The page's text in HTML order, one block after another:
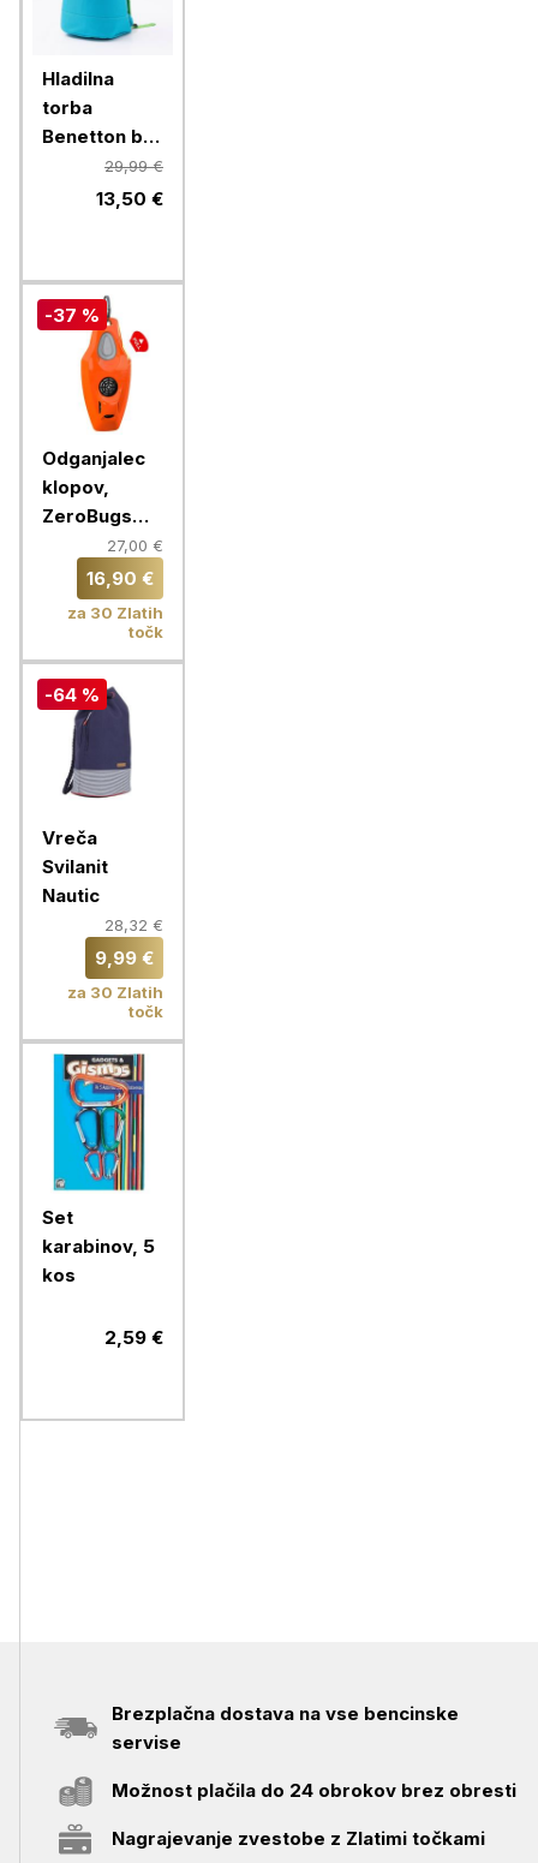
Hladilna
torba
Benetton be-
1712-bl-bu
summer,
29,99 €
13,50 €
-37 %
Odganjalec
klopov,
ZeroBugs
oranžna
27,00 €
16,90 €
za 30 Zlatih
točk
-64 %
Vreča
Svilanit
Nautic
28,32 €
9,99 €
za 30 Zlatih
točk
Set
karabinov, 5
kos
2,59 €
Brezplačna dostava na vse bencinske
servise
Možnost plačila do 24 obrokov brez obresti
Nagrajevanje zvestobe z Zlatimi točkami